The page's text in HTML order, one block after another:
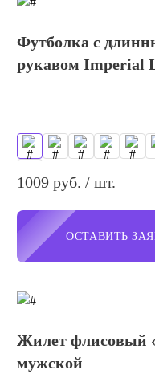
Футболка с
рукавом Imperial
1009 руб. / шт.
ОСТАВИТЬ
Жилет флисовый
мужской